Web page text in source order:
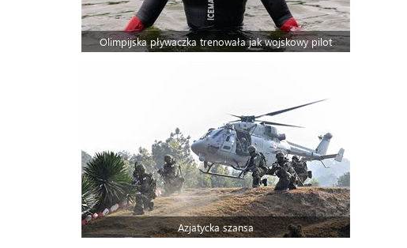
Olimpijska pływaczka trenowała jak wojskowy pilot
Azjatycka szansa